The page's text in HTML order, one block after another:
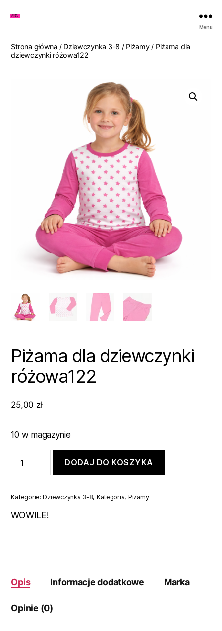
Lenki
Menu
Strona główna / Dziewczynka 3-8 / Piżamy/ Piżama dla
dziewczynki różowa122
Piżama dla dziewczynki
różowa122
25,00 zł
10 w magazynie
Piżama
dla
różowa122
DODAJ DO KOSZYKA
Kategorie:Dziewczynka 3-8, Kategoria, Piżamy
WOWILE!
Opis Informacje dodatkowe Marka
Opinie (0)